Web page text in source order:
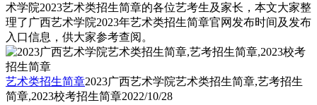
术学院2023艺术类招生简章的各位艺考生及家长，本文大家整
理了广西艺术学院2023年艺术类招生简章官网发布时间及发布
入口信息，供大家参考查阅。
艺术类招生简章2023广西艺术学院艺术类招生简章,艺考招生
简章,2023校考招生简章2022/10/28